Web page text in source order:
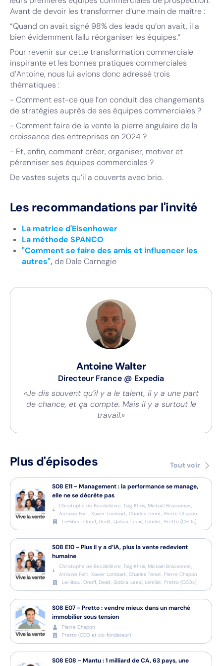
Avant de devoir les transformer d’une main de maître :
“Quand on avait signé 98% des leads qu’on avait, il a
bien évidemment fallu réorganiser les équipes.”
Pour revenir sur cette transformation commerciale
inspirante et les bonnes pratiques commerciales
d’Antoine, nous lui avions donc adressé trois
thématiques :
- Comment est-ce que l’on conduit des changements
de stratégies auprès de ses équipes commerciales ?
- Comment faire de la vente la pierre angulaire de la
croissance des entreprises en 2024 ?
- Et, enfin, comment créer, organiser, motiver et
pérenniser ses équipes commerciales ?
De vastes sujets qu’il a couverts avec brio.
Les recommandations par l'invité
La matrice d'Eisenhower
La méthode SPANCO
"Comment se faire des amis et influencer les
autres",de Dale Carnegie
Antoine Walter
Directeur France @ Expedia
«Je dis souvent qu’il y a le talent, il y a une part
de chance, et ça compte. Mais il y a surtout le
travail.»
Plus d'épisodes Tout voir
S08 E11 - Management : la performance se manage,
elle ne se décrète pas
Christophe de Becdelièvre, Taïg Khris, Mickaël Braconnier,
Antoine Fort, Xavier Lombart, Charles Tenot, Pierre Chapon
LeHibou, Onoff, Dealt, Qobra, Leexi, Lemlist, Pretto (CEOs)
S08 E10 - Plus il y a d’IA, plus la vente redevient
humaine
Christophe de Becdelièvre, Taïg Khris, Mickaël Braconnier,
Antoine Fort, Xavier Lombart, Charles Tenot, Pierre Chapon
LeHibou, Onoff, Dealt, Qobra, Leexi, Lemlist, Pretto (CEOs)
S08 E07 - Pretto : vendre mieux dans un marché
immobilier sous tension
Pierre Chapon
Pretto (CEO et co-fondateur)
S08 E08 - Mantu : 1 milliard de CA, 63 pays, une